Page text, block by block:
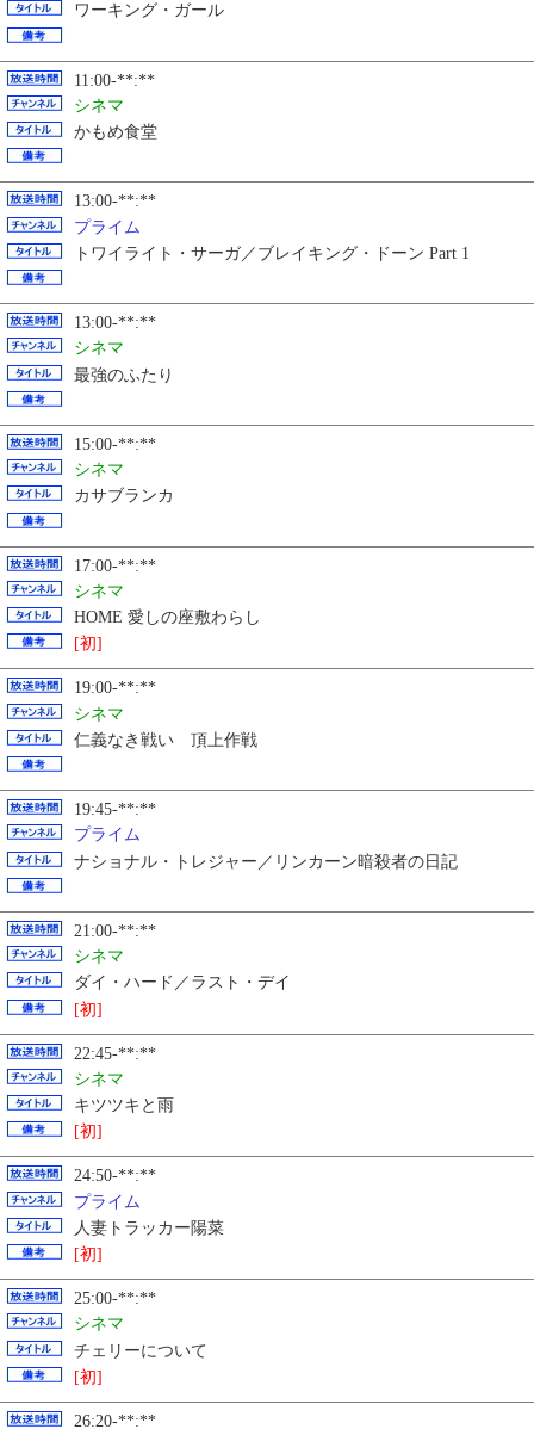
ワーキング・ガール
11:00-**:**
シネマ
かもめ食堂
13:00-**:**
プライム
トワイライト・サーガ／ブレイキング・ドーン Part 1
13:00-**:**
シネマ
最強のふたり
15:00-**:**
シネマ
カサブランカ
17:00-**:**
シネマ
HOME 愛しの座敷わらし
[初]
19:00-**:**
シネマ
仁義なき戦い 頂上作戦
19:45-**:**
プライム
ナショナル・トレジャー／リンカーン暗殺者の日記
21:00-**:**
シネマ
ダイ・ハード／ラスト・デイ
[初]
22:45-**:**
シネマ
キツツキと雨
[初]
24:50-**:**
プライム
人妻トラッカー陽菜
[初]
25:00-**:**
シネマ
チェリーについて
[初]
26:20-**:**